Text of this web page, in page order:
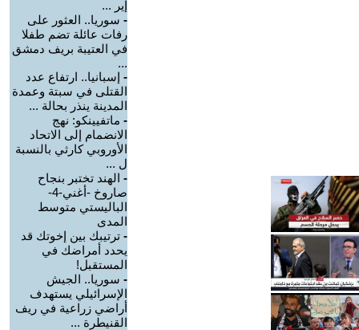
إير ...
- سوريا.. العثور على
رفات عائلة تضم طفلا
في العتيبة بريف دمشق
...
- إسبانيا.. ارتفاع عدد
القتلى في سبتة وعمدة
المدينة ينذر بحالة ...
- ماتفيينكو: نهج
الانضمام إلى الاتحاد
الأوروبي كارثي بالنسبة
ل ...
- الهند تختبر بنجاح
صاروخ -أغني-4-
الباليستي متوسط
المدى
- ترتيبك بين إخوتك قد
يحدد أمراضك في
المستقبل!
- سوريا.. الجيش
الإسرائيلي يستهدف
أراضي زراعية في ريف
القنيطرة ...